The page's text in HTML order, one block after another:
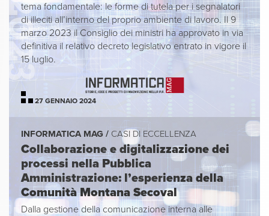
tema fondamentale: le forme di tutela per i segnalatori
di illeciti all’interno del proprio ambiente di lavoro. Il 9
marzo 2023 il Consiglio dei ministri ha approvato in via
definitiva il relativo decreto legislativo entrato in vigore il
15 luglio.
27 GENNAIO 2024
INFORMATICA MAG / CASI DI ECCELLENZA
Collaborazione e digitalizzazione dei
processi nella Pubblica
Amministrazione: l’esperienza della
Comunità Montana Secoval
Dalla gestione della comunicazione interna alle